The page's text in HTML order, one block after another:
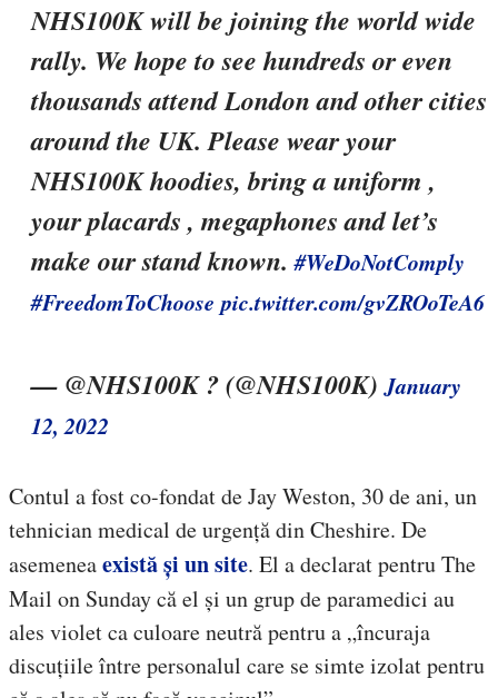
NHS100K will be joining the world wide
rally. We hope to see hundreds or even
thousands attend London and other cities
around the UK. Please wear your
NHS100K hoodies, bring a uniform ,
your placards , megaphones and let’s
make our stand known.#WeDoNotComply
#FreedomToChoose pic.twitter.com/gvZROoTeA6
— @NHS100K ? (@NHS100K)January
12, 2022
Contul a fost co-fondat de Jay Weston, 30 de ani, un
tehnician medical de urgență din Cheshire. De
asemeneaexistă și un site. El a declarat pentru The
Mail on Sunday că el și un grup de paramedici au
ales violet ca culoare neutră pentru a „încuraja
discuțiile între personalul care se simte izolat pentru